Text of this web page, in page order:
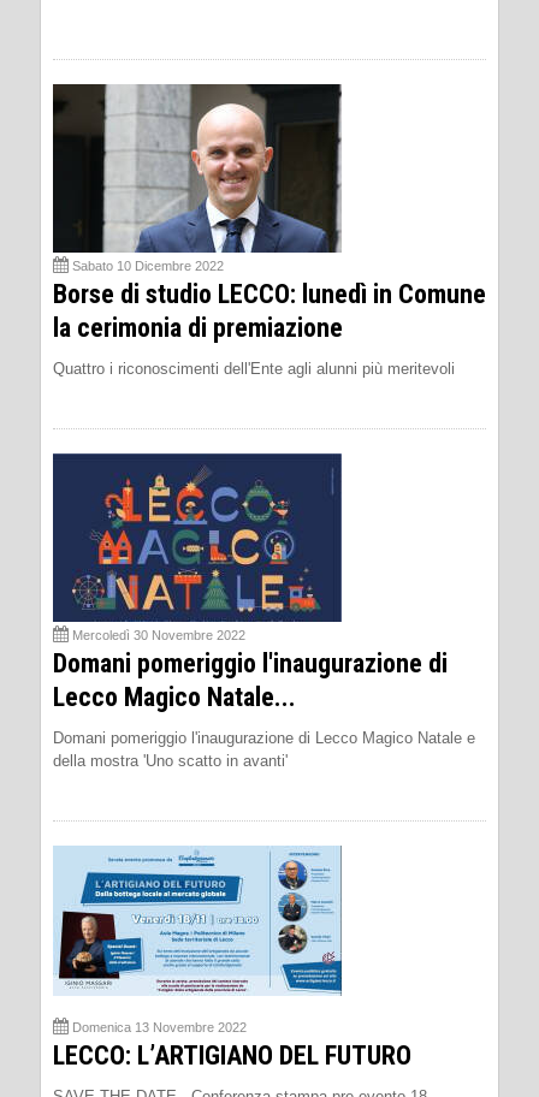
Sabato 10 Dicembre 2022
Borse di studio LECCO: lunedì in Comune
la cerimonia di premiazione
Quattro i riconoscimenti dell'Ente agli alunni più meritevoli
Mercoledì 30 Novembre 2022
Domani pomeriggio l'inaugurazione di
Lecco Magico Natale...
Domani pomeriggio l'inaugurazione di Lecco Magico Natale e
della mostra 'Uno scatto in avanti'
Domenica 13 Novembre 2022
LECCO: L’ARTIGIANO DEL FUTURO